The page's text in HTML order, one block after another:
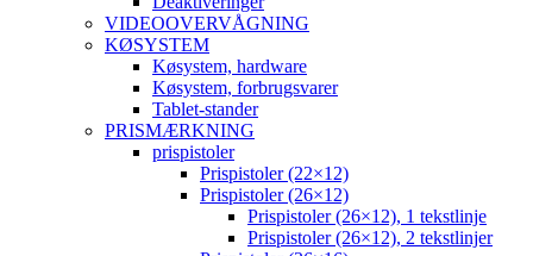
VIDEOOVERVÅGNING
KØSYSTEM
Køsystem, hardware
Køsystem, forbrugsvarer
Tablet-stander
PRISMÆRKNING
prispistoler
Prispistoler (22×12)
Prispistoler (26×12)
Prispistoler (26×12), 1 tekstlinje
Prispistoler (26×12), 2 tekstlinjer